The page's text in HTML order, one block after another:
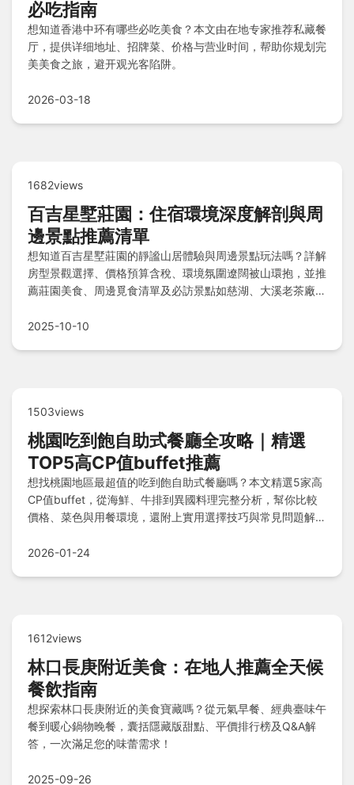
必吃指南
想知道香港中环有哪些必吃美食？本文由在地专家推荐私藏餐
厅，提供详细地址、招牌菜、价格与营业时间，帮助你规划完
美美食之旅，避开观光客陷阱。
2026-03-18
1682views
百吉星墅莊園：住宿環境深度解剖與周
邊景點推薦清單
想知道百吉星墅莊園的靜謐山居體驗與周邊景點玩法嗎？詳解
房型景觀選擇、價格預算含稅、環境氛圍遼闊被山環抱，並推
薦莊園美食、周邊覓食清單及必訪景點如慈湖、大溪老茶廠與
完整攻略！
2025-10-10
1503views
桃園吃到飽自助式餐廳全攻略｜精選
TOP5高CP值buffet推薦
想找桃園地區最超值的吃到飽自助式餐廳嗎？本文精選5家高
CP值buffet，從海鮮、牛排到異國料理完整分析，幫你比較
價格、菜色與用餐環境，還附上實用選擇技巧與常見問題解
2026-01-24
1612views
林口長庚附近美食：在地人推薦全天候
餐飲指南
想探索林口長庚附近的美食寶藏嗎？從元氣早餐、經典臺味午
餐到暖心鍋物晚餐，囊括隱藏版甜點、平價排行榜及Q&A解
答，一次滿足您的味蕾需求！
2025-09-26